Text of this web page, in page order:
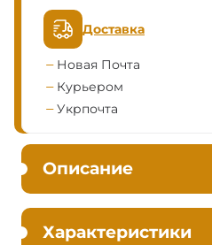
Доставка
Новая Почта
Курьером
Укрпочта
Описание
Характеристики